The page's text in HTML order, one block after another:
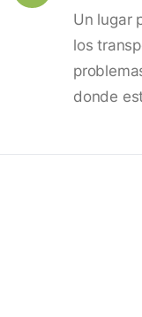
Un lugar
los
donde